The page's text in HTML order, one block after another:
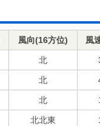
風向(16方位) 風
北
北
北
北北東